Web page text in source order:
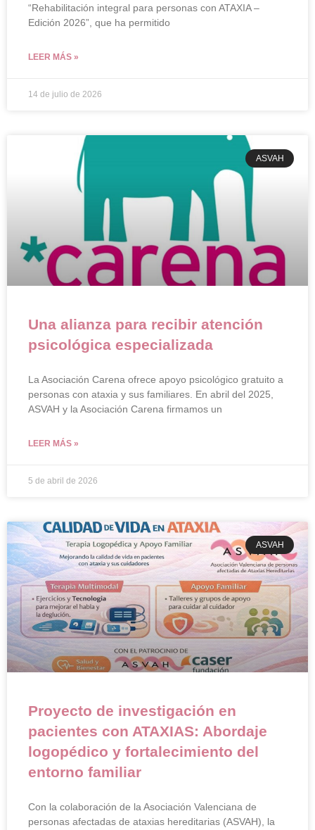
“Rehabilitación integral para personas con ATAXIA –
Edición 2026”, que ha permitido
LEER MÁS »
14 de julio de 2026
ASVAH
Una alianza para recibir atención
psicológica especializada
La Asociación Carena ofrece apoyo psicológico gratuito a
personas con ataxia y sus familiares. En abril del 2025,
ASVAH y la Asociación Carena firmamos un
LEER MÁS »
5 de abril de 2026
ASVAH
Proyecto de investigación en
pacientes con ATAXIAS: Abordaje
logopédico y fortalecimiento del
entorno familiar
Con la colaboración de la Asociación Valenciana de
personas afectadas de ataxias hereditarias (ASVAH), la